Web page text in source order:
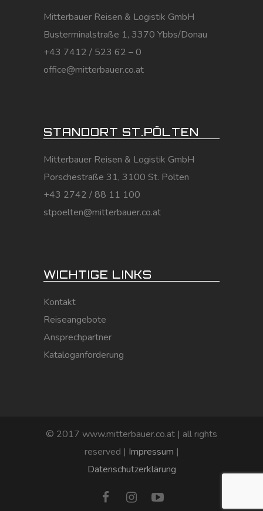
Mitterbauer Reisen & Logistik GmbH
Busterminalstraße 1, 3370 Ybbs/Donau
+43 7412 / 523 62 – 0
office@mitterbauer.co.at
STANDORT ST.PÖLTEN
Mitterbauer Reisen & Logistik GmbH
Porschestraße 31, 3100 St. Pölten
+43 2742 / 88 11 100
stpoelten@mitterbauer.co.at
WICHTIGE LINKS
Kontakt
Reiseangebote
Ansprechpartner
Kataloganforderung
© 2017 www.mitterbauer.co.at | all rights
reserved | Impressum |
Datenschutzerklärung